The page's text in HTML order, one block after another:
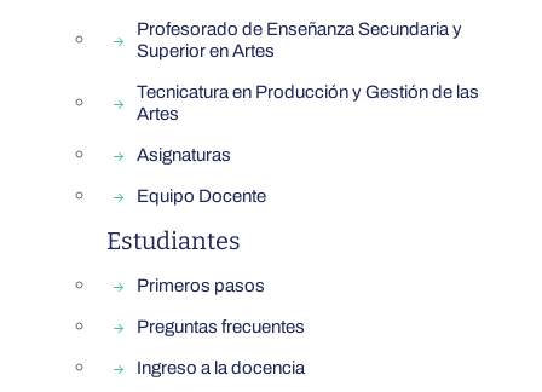
Profesorado de Enseñanza Secundaria y
Superior en Artes
Tecnicatura en Producción y Gestión de las
Artes
Asignaturas
Equipo Docente
Estudiantes
Primeros pasos
Preguntas frecuentes
Ingreso a la docencia